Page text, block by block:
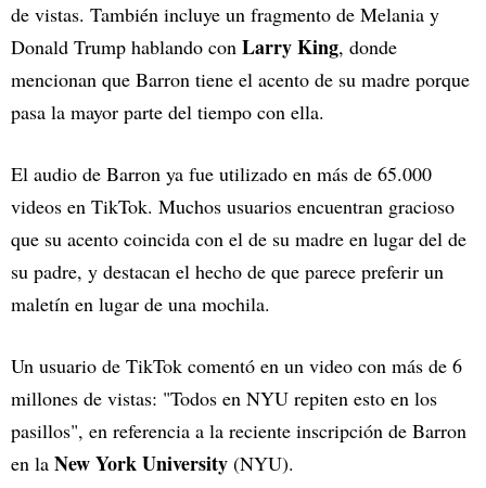
de vistas. También incluye un fragmento de Melania y
Donald Trump hablando con Larry King, donde
mencionan que Barron tiene el acento de su madre porque
pasa la mayor parte del tiempo con ella.
El audio de Barron ya fue utilizado en más de 65.000
videos en TikTok. Muchos usuarios encuentran gracioso
que su acento coincida con el de su madre en lugar del de
su padre, y destacan el hecho de que parece preferir un
maletín en lugar de una mochila.
Un usuario de TikTok comentó en un video con más de 6
millones de vistas: "Todos en NYU repiten esto en los
pasillos", en referencia a la reciente inscripción de Barron
en la New York University (NYU).